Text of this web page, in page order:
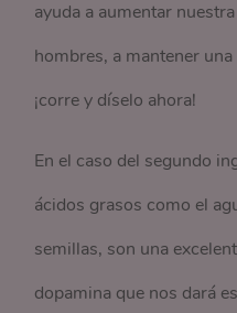
ayuda a aumentar
hombres, a mantener
¡corre y díselo ahora!
En el caso del segundo
ácidos grasos como el
semillas, son una
dopamina que nos dará